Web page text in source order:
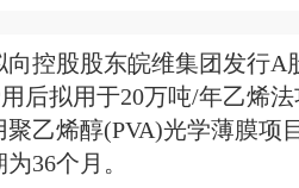
控股股东皖维集团发行A
后拟用于20万吨/年乙烯
乙烯醇(PVA)光学薄膜项
36个月。